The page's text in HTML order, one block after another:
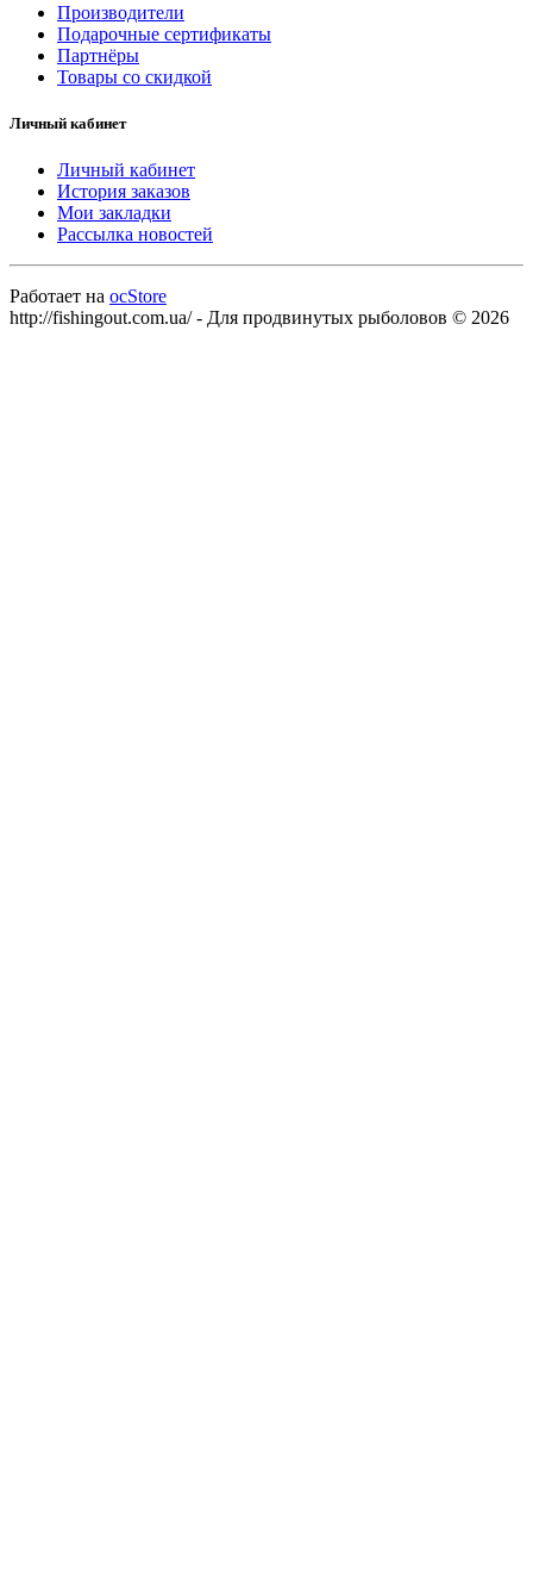
Производители
Подарочные сертификаты
Партнёры
Товары со скидкой
Личный кабинет
Личный кабинет
История заказов
Мои закладки
Рассылка новостей
Работает на ocStore
http://fishingout.com.ua/ - Для продвинутых рыболовов © 2026